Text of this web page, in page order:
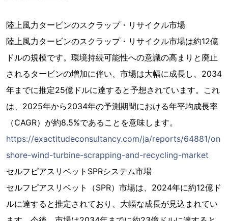
陸上風力タービンのスクラップ・リサイクル市場
陸上風力タービンのスクラップ・リサイクル市場は約12億
ドルの規模です。環境持続可能性への意識の高まりと廃止
されるタービンの増加に伴い、市場は大幅に成長し、2034
年までに推定25億ドルに達すると予想されています。これ
は、2025年から2034年の予測期間における年平均成長率
（CAGR）が約8.5%であることを意味します。
https://exactitudeconsultancy.com/ja/reports/64881/on
shore-wind-turbine-scrapping-and-recycling-market
セルフピアスリベットSPRシステム市場
セルフピアスリベット（SPR）市場は、2024年に約12億ド
ルに達すると推定されており、大幅な成長が見込まれてい